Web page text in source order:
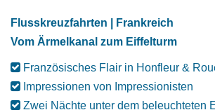
Flusskreuzfahrten | Frankreich
Vom Ärmelkanal zum Eiffelturm
Französisches Flair in Honfleur &
Impressionen von Impressionisten
Zwei Nächte unter dem beleuchteten